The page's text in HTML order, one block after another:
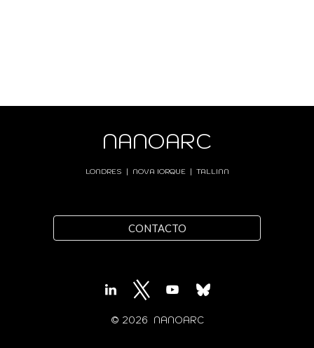
NANOARC
LONDRES | NOVA IORQUE | TALLINN
CONTACTO
© 2026 NANOARC